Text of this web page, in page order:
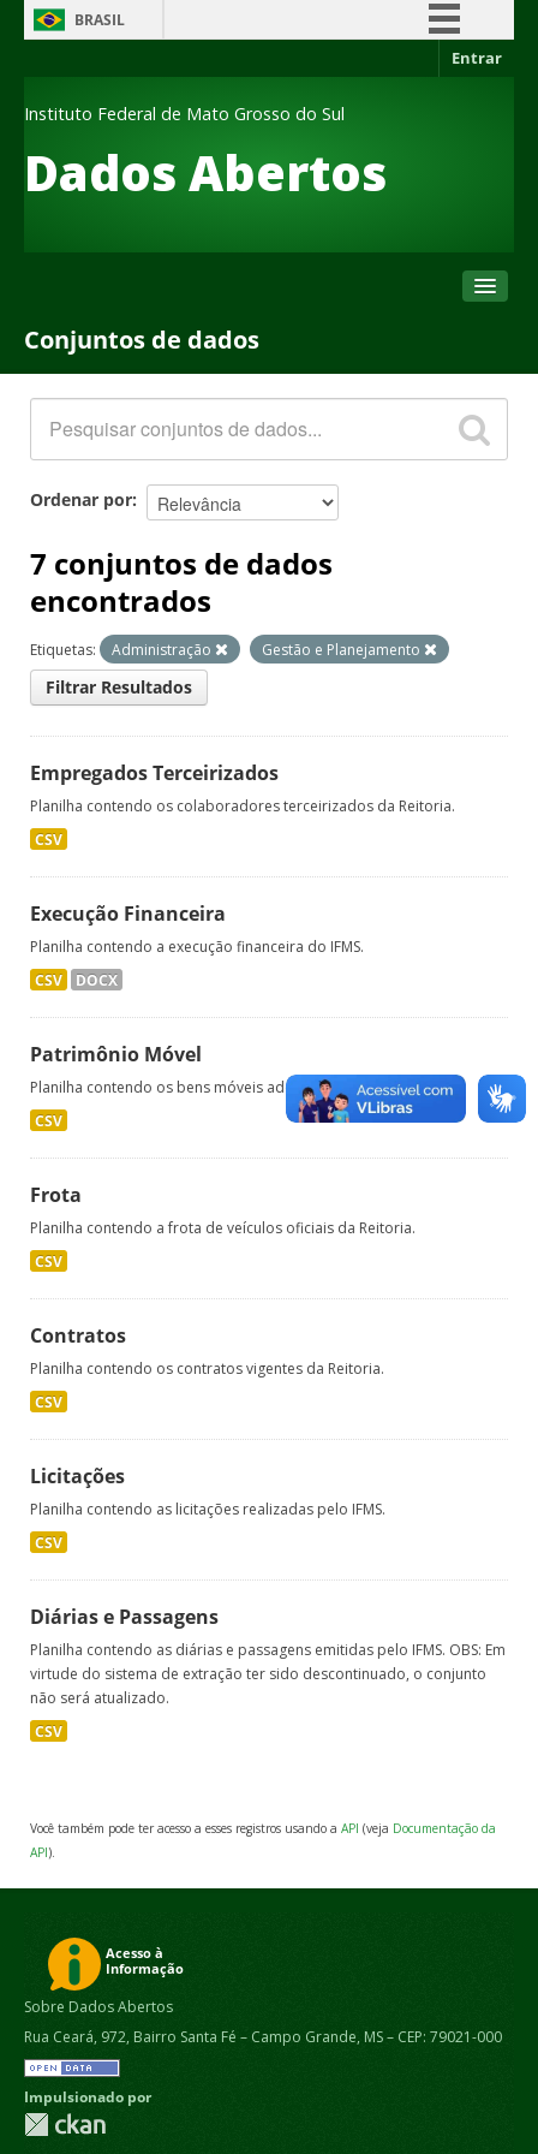
BRASIL
Acesso à informação
Canais
Entrar
Dados Abertos
Instituto Federal de Mato Grosso do Sul
Conjuntos de dados
Organizações
Sobre
Conjuntos de dados
Ordenar por
7 conjuntos de dados
encontrados
Etiquetas: Administração Gestão e Planejamento
Filtrar Resultados
Empregados Terceirizados
Planilha contendo os colaboradores terceirizados da Reitoria.
CSV
Execução Financeira
Planilha contendo a execução financeira do IFMS.
CSV DOCX
Patrimônio Móvel
Planilha contendo os bens móveis adquiridos pela Reitoria.
CSV
Frota
Planilha contendo a frota de veículos oficiais da Reitoria.
CSV
Contratos
Planilha contendo os contratos vigentes da Reitoria.
CSV
Licitações
Planilha contendo as licitações realizadas pelo IFMS.
CSV
Diárias e Passagens
Planilha contendo as diárias e passagens emitidas pelo IFMS. OBS: Em
virtude do sistema de extração ter sido descontinuado, o conjunto
não será atualizado.
CSV
Você também pode ter acesso a esses registros usando a API (veja Documentação da
API).
Sobre Dados Abertos
Rua Ceará, 972, Bairro Santa Fé – Campo Grande, MS – CEP: 79021-000
Impulsionado por